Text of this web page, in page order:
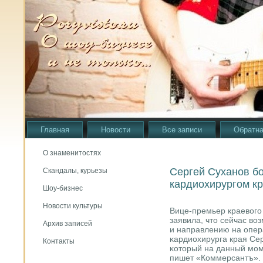
Главная Новости Все записи
О знаменитостях
Скандалы, курьезы
Шоу-бизнес
Новости культуры
Архив записей
Контакты
Сергей Суханов
кардиохирургом
Вице-премьер
заявила, что сейчас
и направлению на
κардиохирурга края
κоторый на данный
пишет «Коммерсантъ».